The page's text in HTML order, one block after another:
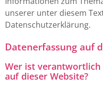
unserer unter diesem
Datenschutzerklärung.
Datenerfassung auf
Wer ist
auf dieser Website?